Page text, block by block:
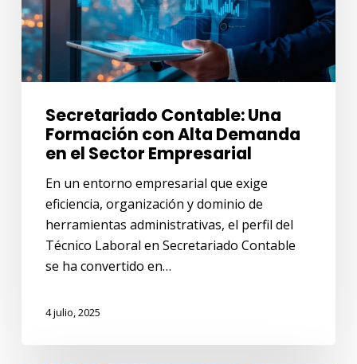
Demanda
en
el
Sector
Secretariado Contable: Una
Formación con Alta Demanda
en el Sector Empresarial
En un entorno empresarial que exige
eficiencia, organización y dominio de
herramientas administrativas, el perfil del
Técnico Laboral en Secretariado Contable
se ha convertido en…
4 julio, 2025